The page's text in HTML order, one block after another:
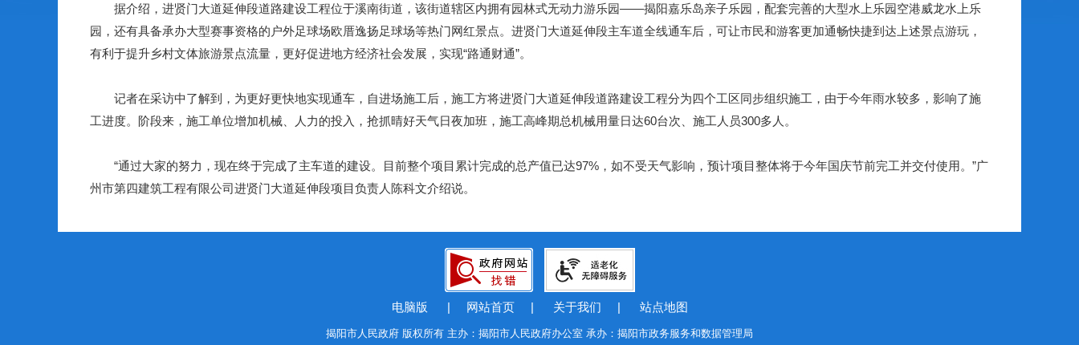
据介绍，进贤门大道延伸段道路建设工程位于溪南街道，该街道辖区内拥有园林式无动力游乐园——揭阳嘉乐岛亲子乐园，配套完善的大型水上乐园空港威龙水上乐
园，还有具备承办大型赛事资格的户外足球场欧厝逸扬足球场等热门网红景点。进贤门大道延伸段主车道全线通车后，可让市民和游客更加通畅快捷到达上述景点游玩，
有利于提升乡村文体旅游景点流量，更好促进地方经济社会发展，实现“路通财通”。
记者在采访中了解到，为更好更快地实现通车，自进场施工后，施工方将进贤门大道延伸段道路建设工程分为四个工区同步组织施工，由于今年雨水较多，影响了施
工进度。阶段来，施工单位增加机械、人力的投入，抢抓晴好天气日夜加班，施工高峰期总机械用量日达60台次、施工人员300多人。
“通过大家的努力，现在终于完成了主车道的建设。目前整个项目累计完成的总产值已达97%，如不受天气影响，预计项目整体将于今年国庆节前完工并交付使用。”广
州市第四建筑工程有限公司进贤门大道延伸段项目负责人陈科文介绍说。
电脑版 | 网站首页 | 关于我们 | 站点地图
揭阳市人民政府 版权所有 主办：揭阳市人民政府办公室 承办：揭阳市政务服务和数据管理局